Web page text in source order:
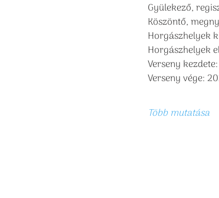
Gyülekező,
Köszöntő,
Horgászhelyek
Horgászhelyek
Verseny
Verseny vége:
Több mutatása